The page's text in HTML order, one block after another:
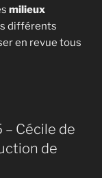
milieux
différents
en revue tous
– Cécile de
de